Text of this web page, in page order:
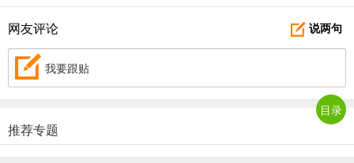
7、打开软件即可使用。
说两句
网友评论
我要跟贴
推荐专题
目录